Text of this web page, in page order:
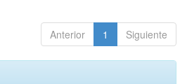
Anterior 1 Siguiente